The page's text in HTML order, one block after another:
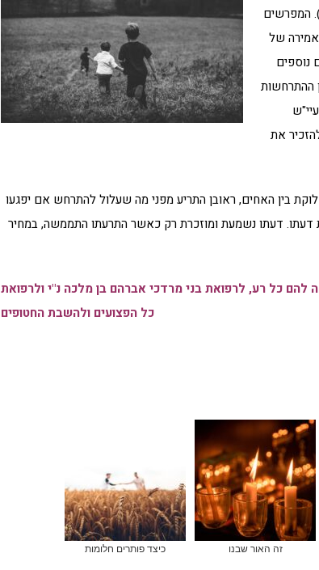
המפרשים
של
נוספים
ההתרחשות
את
בין האחים, ראובן התריע מפני מה שעלול להתרחש אם יפגעו
דעתו נשמעת ומוזכרת רק כאשר התרעתו התממשה, במחיר
כל רע, לרפואת בני מרדכי אברהם בן מלכה נ"י ולרפואת
כל הפצועים ולהשבת החטופים
זה האור שבנו כיצד פותרים חלומות